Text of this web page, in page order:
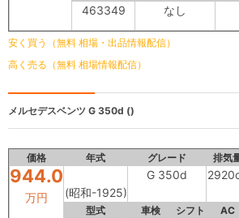
463349 なし
安く買う（無料 相場・出品情報配信）
高く売る（無料 相場情報配信）
メルセデスベンツ G 350d ()
価格 年式 グレード 排気
944.0
万円 (昭和-1925)
G 350d
型式 車検 シフト AC